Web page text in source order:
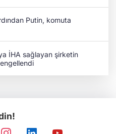
Putin, komuta
İHA sağlayan şirketin